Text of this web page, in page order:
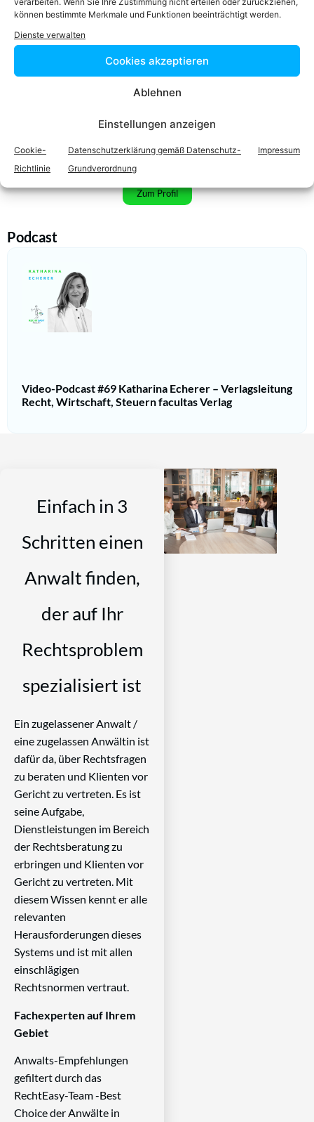
können bestimmte Merkmale und Funktionen beeinträchtigt werden.
Dienste verwalten
Cookies akzeptieren
Ablehnen
Einstellungen anzeigen
Cookie-
Richtlinie
Datenschutzerklärung gemäß Datenschutz-
Grundverordnung
Impressum
RA Daniel Schwarzl LL.M. (WU), LLM (STANFORD)
Zum Profil
Podcast
Video-Podcast #69 Katharina Echerer – Verlagsleitung
Recht, Wirtschaft, Steuern facultas Verlag
Einfach in 3
Schritten einen
Anwalt finden,
der auf Ihr
Rechtsproblem
spezialisiert ist
Ein zugelassener Anwalt /
eine zugelassen Anwältin ist
dafür da, über Rechtsfragen
zu beraten und Klienten vor
Gericht zu vertreten. Es ist
seine Aufgabe,
Dienstleistungen im Bereich
der Rechtsberatung zu
erbringen und Klienten vor
Gericht zu vertreten. Mit
diesem Wissen kennt er alle
relevanten
Herausforderungen dieses
Systems und ist mit allen
einschlägigen
Rechtsnormen vertraut.
Fachexperten auf Ihrem
Gebiet
Anwalts-Empfehlungen
gefiltert durch das
RechtEasy-Team -Best
Choice der Anwälte in